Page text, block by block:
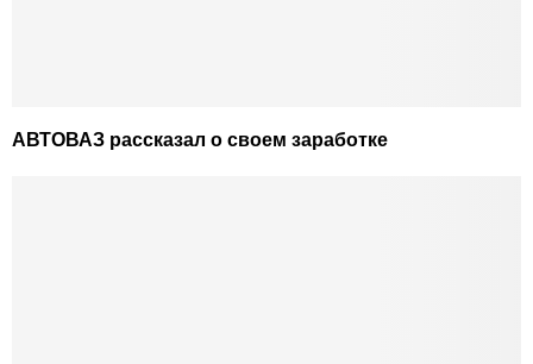
АВТОВАЗ рассказал о своем заработке